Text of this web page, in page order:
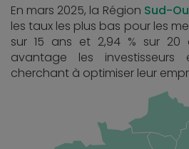
En mars 2025, la Région Sud-
les taux les plus bas pour les
sur 15 ans et 2,94 % sur 20
avantage les investisseurs
cherchant à optimiser leur